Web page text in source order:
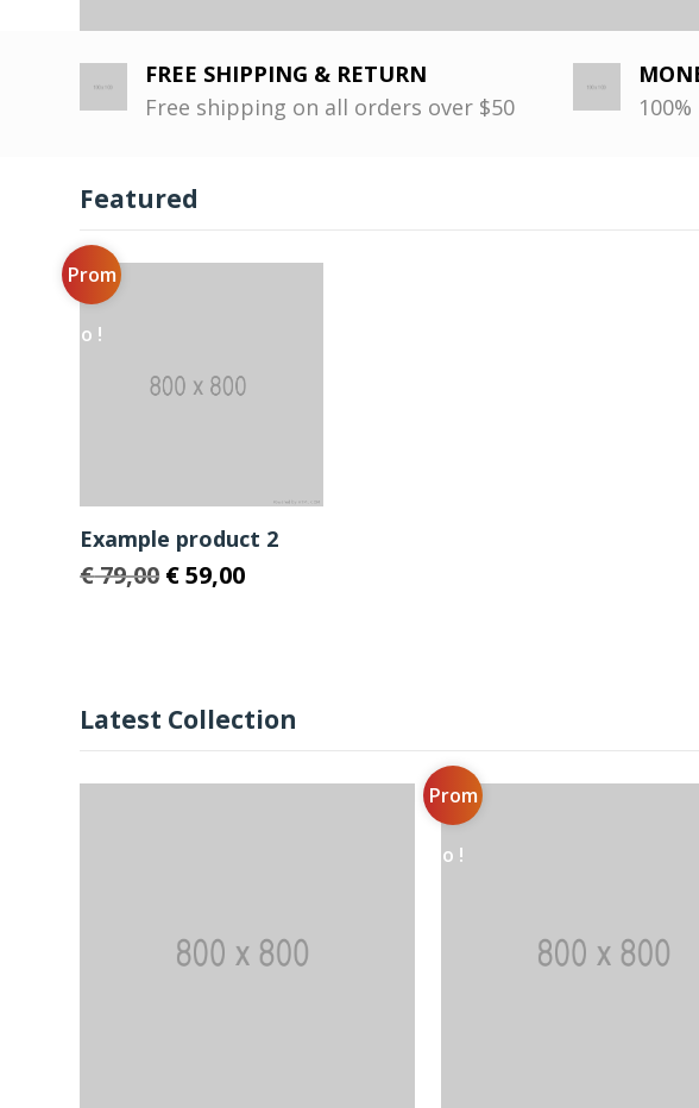
FREE SHIPPING & RETURN
Free shipping on all orders over $50
Featured
Prom
o !
Example product 2
€79,00 Le
€59,00Le
Latest Collection
Prom
o !